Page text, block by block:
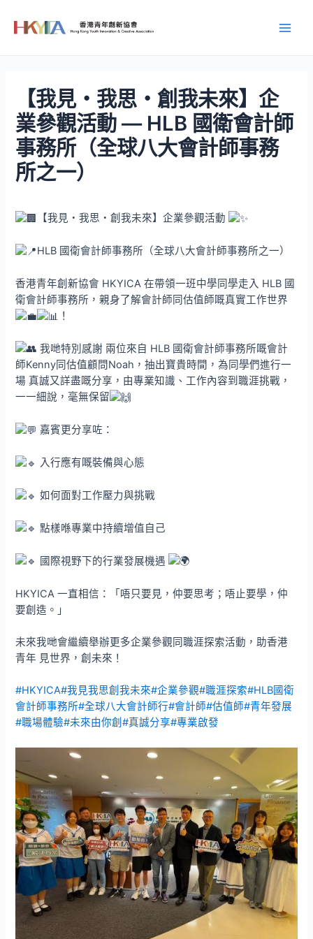
【我見・我思・創我未來】企
業參觀活動 — HLB 國衛會計師
事務所（全球八大會計師事務
所之一）
【我見・我思・創我未來】企業參觀活動
HLB 國衛會計師事務所（全球八大會計師事務所之一）
香港青年創新協會 HKYICA 在帶領一班中學同學走入 HLB 國
衛會計師事務所，親身了解會計師同估值師嘅真實工作世界
！
我哋特別感謝 兩位來自 HLB 國衛會計師事務所嘅會計
師Kenny同估值顧問Noah，抽出寶貴時間，為同學們進行一
場 真誠又詳盡嘅分享，由專業知識、工作內容到職涯挑戰，
一一細說，毫無保留
嘉賓更分享咗：
入行應有嘅裝備與心態
如何面對工作壓力與挑戰
點樣喺專業中持續增值自己
國際視野下的行業發展機遇
HKYICA 一直相信：「唔只要見，仲要思考；唔止要學，仲
要創造。」
未來我哋會繼續舉辦更多企業參觀同職涯探索活動，助香港
青年 見世界，創未來！
#HKYICA#我見我思創我未來#企業參觀#職涯探索#HLB國衛
會計師事務所#全球八大會計師行#會計師#估值師#青年發展
#職場體驗#未來由你創#真誠分享#專業啟發